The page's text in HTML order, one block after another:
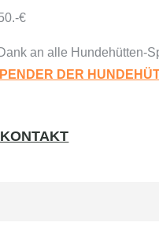
€
an alle Hundehütten-
DER